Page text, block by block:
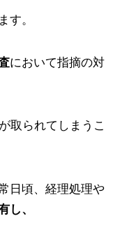
す。
において指摘の対
取られてしまうこ
日頃、経理処理や
し、